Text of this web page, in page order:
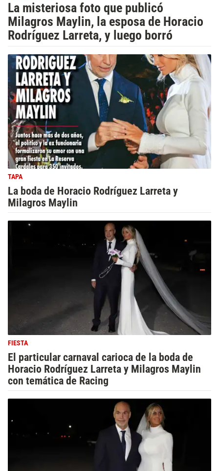
La misteriosa foto que publicó
Milagros Maylin, la esposa de Horacio
Rodríguez Larreta, y luego borró
TAPA
La boda de Horacio Rodríguez Larreta y
Milagros Maylin
FIESTA
El particular carnaval carioca de la boda de
Horacio Rodríguez Larreta y Milagros Maylin
con temática de Racing